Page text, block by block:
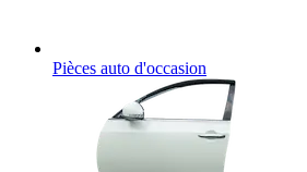
Pièces auto d'occasion